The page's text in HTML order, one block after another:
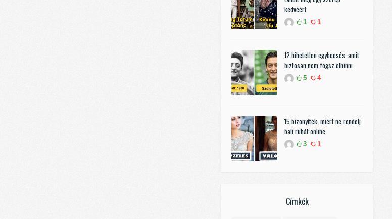
kedvéért
1 1
12 hihetetlen egybeesés, amit
biztosan nem fogsz elhinni
5 4
15 bizonyíték, miért ne rendelj
báli ruhát online
3 1
Címkék